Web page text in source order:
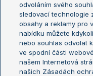
Aktualní trendy
Fotbalové přestupy
Livesport Daily
odvoláním svého
sledovací technologie
obsahy a reklamy pro
nabídku můžete
nebo souhlas odvolat
ve spodní části
našem Internetová
našich Zásadách